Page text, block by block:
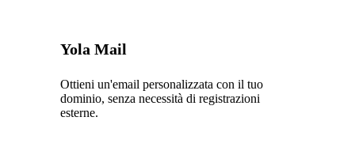
Yola Mail
Ottieni un'email personalizzata con il tuo
dominio, senza necessità di registrazioni
esterne.